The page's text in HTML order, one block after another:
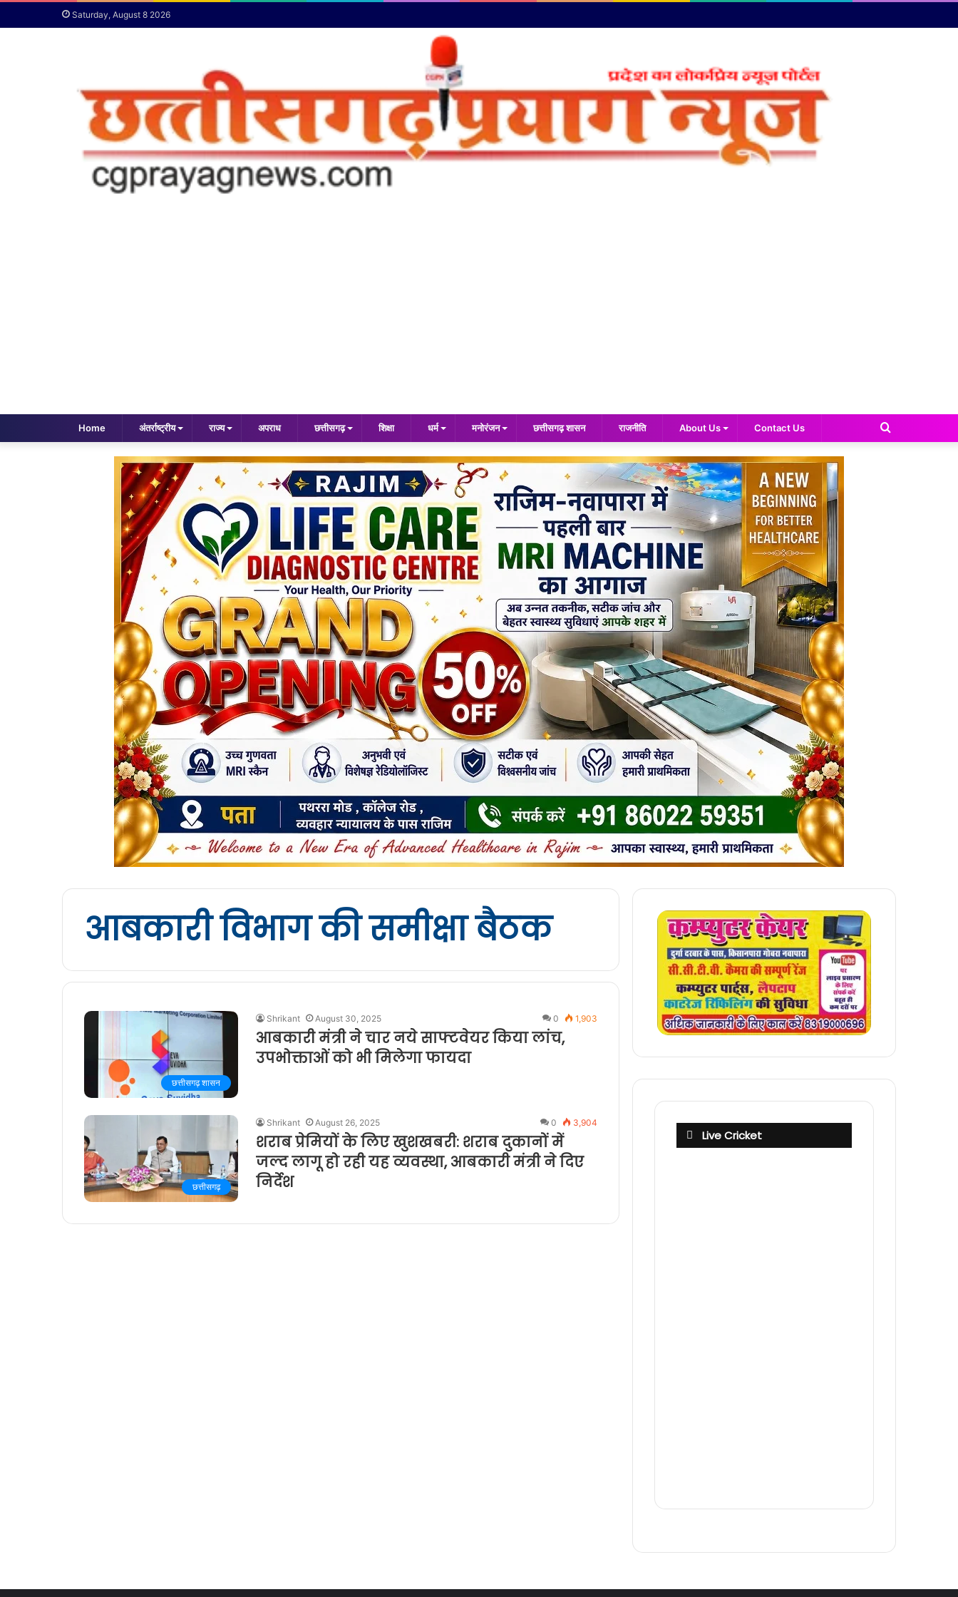
Saturday, August 8 2026
Home अंतर्राष्ट्रीय राज्य अपराध छत्तीसगढ़ शिक्षा धर्म मनोरंजन छत्तीसगढ़ शासन राजनीति About Us Contact Us
Search
आबकारी विभाग की समीक्षा बैठक
छत्तीसगढ़ शासन
Shrikant August 30, 2025 0 1,903
आबकारी मंत्री ने चार नये साफ्टवेयर किया लांच,
उपभोक्ताओं को भी मिलेगा फायदा
छत्तीसगढ़
Shrikant August 26, 2025 0 3,904
शराब प्रेमियों के लिए खुशखबरी: शराब दुकानों में
जल्द लागू हो रही यह व्यवस्था, आबकारी मंत्री ने दिए
निर्देश
Live Cricket